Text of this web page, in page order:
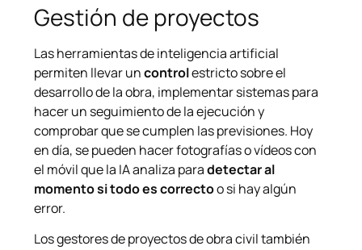
Gestión de proyectos
Las herramientas de inteligencia artificial
permiten llevar uncontrolestricto sobre el
desarrollo de la obra, implementar sistemas para
hacer un seguimiento de la ejecución y
comprobar que se cumplen las previsiones. Hoy
en día, se pueden hacer fotografías o vídeos con
el móvil que la IA analiza paradetectar al
momento si todo es correctoo si hay algún
error.
Los gestores de proyectos de obra civil también